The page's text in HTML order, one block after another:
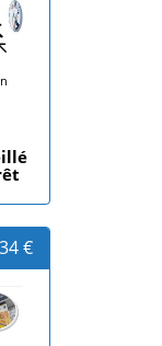
34 €